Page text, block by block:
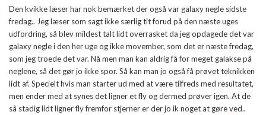
Den kvikke læser har nok bemærket der også var galaxy negle sidste
fredag.. Jeg læser som sagt ikke særlig tit forud på den næste uges
udfordring, så blev mildest talt lidt overrasket da jeg opdagede det var
galaxy negle i den her uge og ikke movember, som det er næste fredag,
som jeg troede det var. Nå men man kan aldrig få for meget galakse på
neglene, så det gør jo ikke spor. Så kan man jo også få prøvet teknikken
lidt af. Specielt hvis man starter ud med at være tilfreds med resultatet,
men ender med at synes det ligner et fly og dermed prøver igen. At de
så stadig lidt ligner fly fremfor stjerner er der jo ik noget at gøre ved..